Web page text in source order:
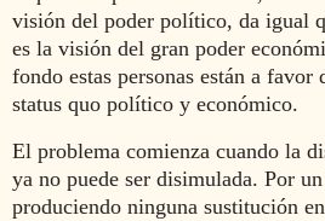
visión del poder político, da igual
es la visión del gran poder
fondo estas personas están a
status quo político y económico.
El problema comienza cuando la
ya no puede ser disimulada. Por
produciendo ninguna sustitución